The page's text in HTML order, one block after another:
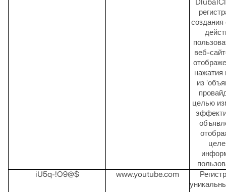
создания
веб-
нажатия
из
целью
iU5q-!O9@$
www.youtube.com